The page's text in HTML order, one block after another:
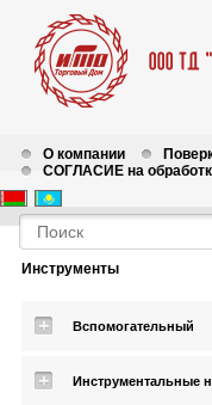
О компании
СОГЛАСИЕ на
Инструменты
Вспомогательный
Инструментальные